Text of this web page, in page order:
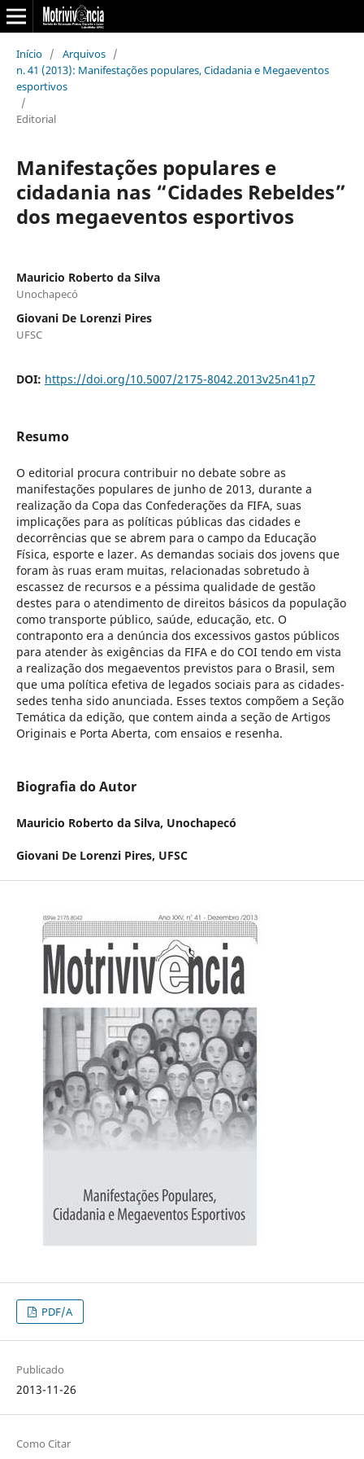
Início / Arquivos /
n. 41 (2013): Manifestações populares, Cidadania e Megaeventos
esportivos
/
Editorial
Manifestações populares e
cidadania nas “Cidades Rebeldes”
dos megaeventos esportivos
Mauricio Roberto da Silva
Unochapecó
Giovani De Lorenzi Pires
UFSC
DOI: https://doi.org/10.5007/2175-8042.2013v25n41p7
Resumo
O editorial procura contribuir no debate sobre as
manifestações populares de junho de 2013, durante a
realização da Copa das Confederações da FIFA, suas
implicações para as políticas públicas das cidades e
decorrências que se abrem para o campo da Educação
Física, esporte e lazer. As demandas sociais dos jovens que
foram às ruas eram muitas, relacionadas sobretudo à
escassez de recursos e a péssima qualidade de gestão
destes para o atendimento de direitos básicos da população
como transporte público, saúde, educação, etc. O
contraponto era a denúncia dos excessivos gastos públicos
para atender às exigências da FIFA e do COI tendo em vista
a realização dos megaeventos previstos para o Brasil, sem
que uma política efetiva de legados sociais para as cidades-
sedes tenha sido anunciada. Esses textos compõem a Seção
Temática da edição, que contem ainda a seção de Artigos
Originais e Porta Aberta, com ensaios e resenha.
Biografia do Autor
Mauricio Roberto da Silva, Unochapecó
Giovani De Lorenzi Pires, UFSC
PDF/A
Publicado
2013-11-26
Como Citar